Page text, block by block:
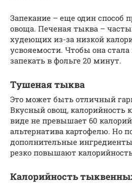
Запекание – еще один способ
овоща. Печеная тыква –
худеющих из-за низкой
усвояемости. Чтобы она
запекать в фольге 20 минут.
Тушеная тыква
Это может быть отличный
Вкусный овощ, калорийность
виде не превышает 60
альтернатива картофелю. Но
дополнительные
резко повышают
Калорийность